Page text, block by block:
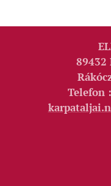
89432
Telefon